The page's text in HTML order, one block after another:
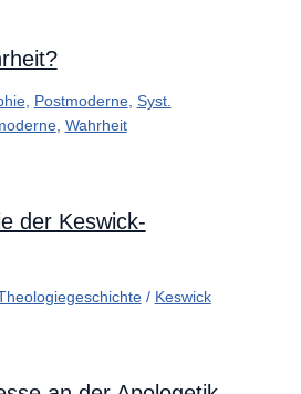
, Postmoderne, Syst.
, Wahrheit
der Keswick-
/ Keswick